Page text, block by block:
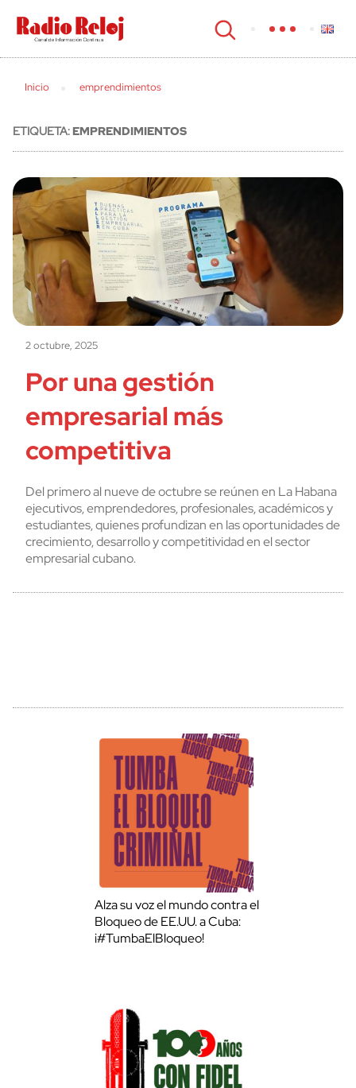
cerrar
Inicio emprendimientos
ETIQUETA:EMPRENDIMIENTOS
2 octubre, 2025
Por una gestión
empresarial más
competitiva
Del primero al nueve de octubre se reúnen en La Habana
ejecutivos, emprendedores, profesionales, académicos y
estudiantes, quienes profundizan en las oportunidades de
crecimiento, desarrollo y competitividad en el sector
empresarial cubano.
Alza su voz el mundo contra el
Bloqueo de EE.UU. a Cuba:
¡#TumbaElBloqueo!